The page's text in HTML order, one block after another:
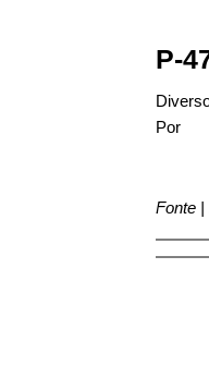
P-
Por
Fonte |